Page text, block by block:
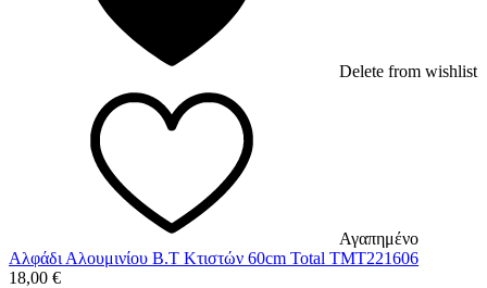
Delete from wishlist
Αγαπημένο
Αλφάδι Αλουμινίου Β.Τ Κτιστών 60cm Total TMT221606
18,00 €